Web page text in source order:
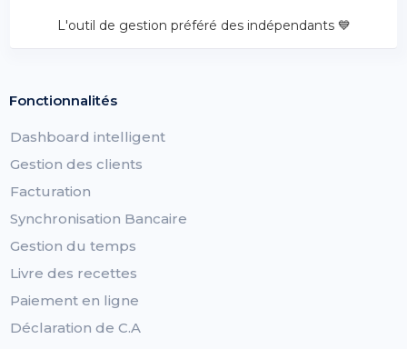
L'outil de gestion préféré des indépendants 💙
Fonctionnalités
Dashboard intelligent
Gestion des clients
Facturation
Synchronisation Bancaire
Gestion du temps
Livre des recettes
Paiement en ligne
Déclaration de C.A